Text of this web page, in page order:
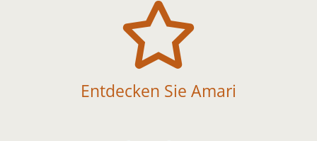

Entdecken Sie Amari